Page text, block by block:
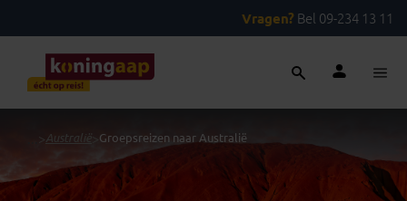
Vragen? Bel 09-234 13 11
>Australië >Groepsreizen naar Australië